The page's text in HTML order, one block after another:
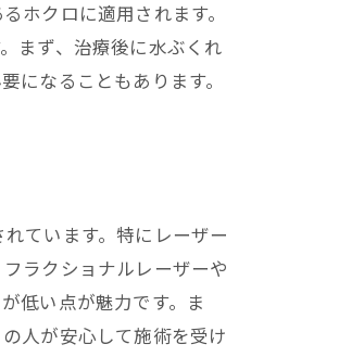
ホクロに適用されます。
まず、治療後に水ぶくれ
になることもあります。
ています。特にレーザー
ラクショナルレーザーや
低い点が魅力です。ま
人が安心して施術を受け